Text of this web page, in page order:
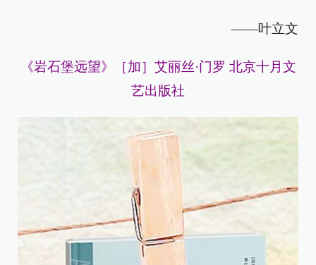
——叶立文
《岩石堡远望》［加］艾丽丝·门罗 北京十月文
艺出版社